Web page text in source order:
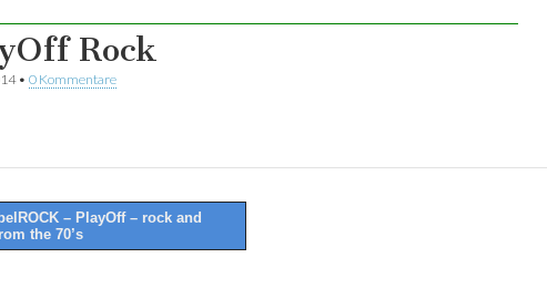
Rock
• 0 Kommentare
– PlayOff – rock and
the 70’s